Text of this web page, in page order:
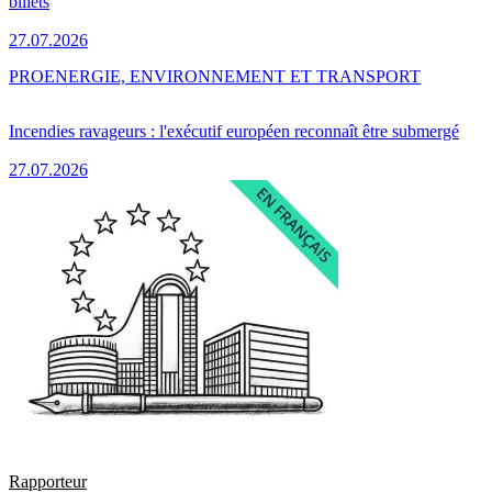
27.07.2026
Incendies ravageurs : l'exécutif européen reconnaît être submergé
27.07.2026
PROENERGIE, ENVIRONNEMENT ET TRANSPORT
Rapporteur